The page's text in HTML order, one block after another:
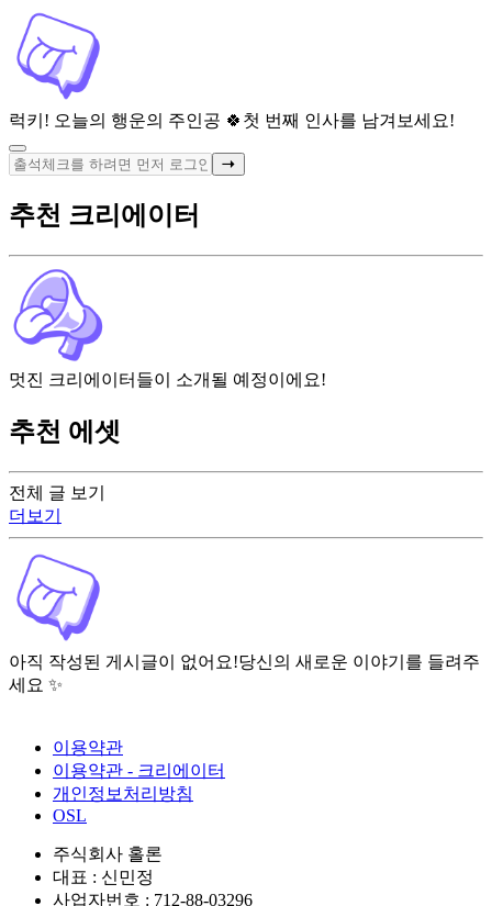
럭키! 오늘의 행운의 주인공 🍀 첫 번째 인사를 남겨보세요!
전체 글 보기
더보기
아직 작성된 게시글이 없어요!당신의 새로운 이야기를 들려주
세요 ✨
추천 크리에이터
멋진 크리에이터들이 소개될 예정이에요!
추천 에셋
이용약관
이용약관 - 크리에이터
개인정보처리방침
OSL
주식회사 홀론
대표 : 신민정
사업자번호 : 712-88-03296